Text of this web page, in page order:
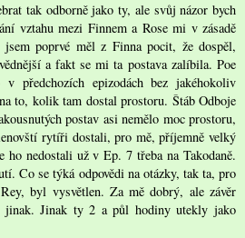
tak odborně jako ty, ale svůj názor bych
vztahu mezi Finnem a Rose mi v zásadě
poprvé měl z Finna pocit, že dospěl,
a fakt se mi ta postava zalíbila. Poe
předchozích epizodách bez jakéhokoliv
to, kolik tam dostal prostoru. Štáb Odboje
postav asi nemělo moc prostoru,
rytíři dostali, pro mě, příjemně velký
ho nedostali už v Ep. 7 třeba na Takodaně.
Co se týká odpovědi na otázky, tak ta, pro
byl vysvětlen. Za mě dobrý, ale závěr
jinak. Jinak ty 2 a půl hodiny utekly jako